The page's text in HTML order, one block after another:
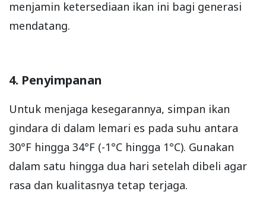
menjamin ketersediaan ikan ini bagi generasi
mendatang.
4. Penyimpanan
Untuk menjaga kesegarannya, simpan ikan
gindara di dalam lemari es pada suhu antara
30°F hingga 34°F (-1°C hingga 1°C). Gunakan
dalam satu hingga dua hari setelah dibeli agar
rasa dan kualitasnya tetap terjaga.